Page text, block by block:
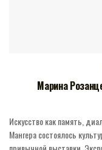
Марина
Искусство как память,
Мангера состоялось